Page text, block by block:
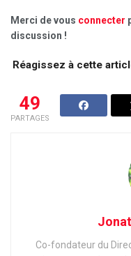
Merci de vous connecter
discussion !
Réagissez à cette
49
PARTAGES
Co-fondateur du